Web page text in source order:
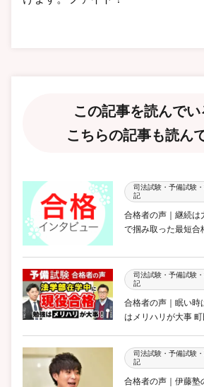
この記事を読んでい
こちらの記事も読ん
司法試験・予備試験
記
合格者の声｜継続は
で掴み取った最短合
司法試験・予備試験
記
合格者の声｜眠い時
はメリハリが大事
司法試験・予備試験
記
合格者の声｜伊藤塾